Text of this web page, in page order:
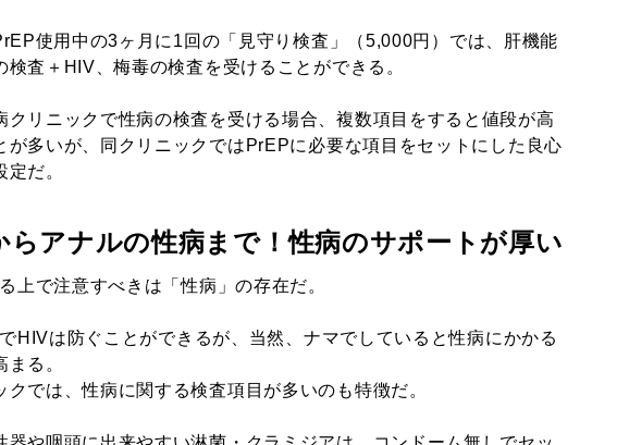
使用中の3ヶ月に1回の「見守り検査」（5,000円）では、肝機能
検査＋HIV、梅毒の検査を受けることができる。
クリニックで性病の検査を受ける場合、複数項目をすると値段が高
が多いが、同クリニックではPrEPに必要な項目をセットにした良心
定だ。
らアナルの性病まで！性病のサポートが厚い
上で注意すべきは「性病」の存在だ。
HIVは防ぐことができるが、当然、ナマでしていると性病にかかる
まる。
クでは、性病に関する検査項目が多いのも特徴だ。